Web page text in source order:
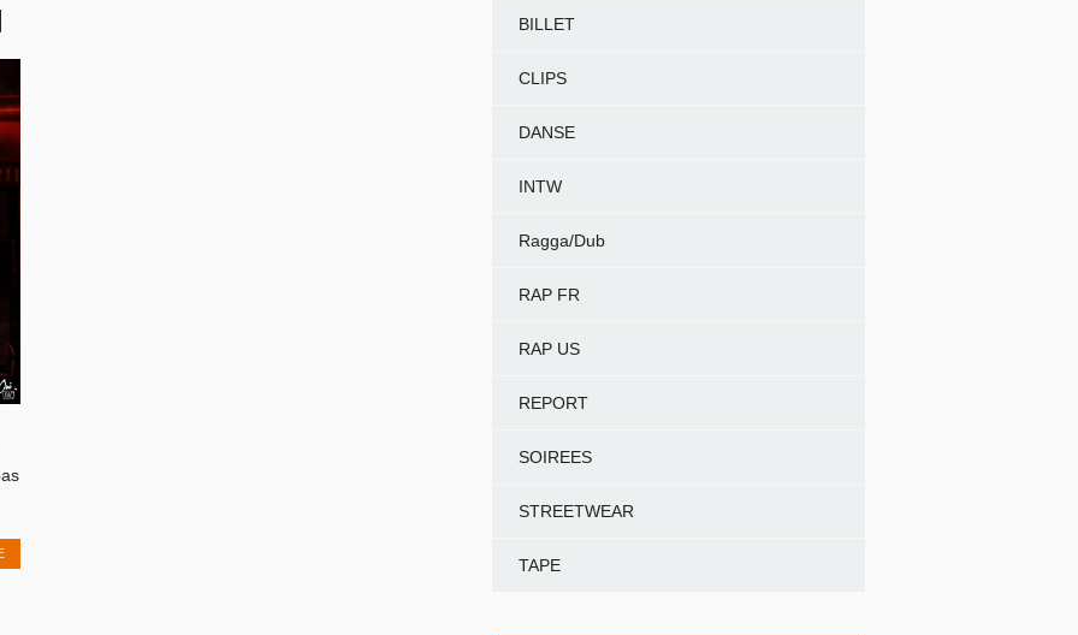
BILLET
CLIPS
DANSE
INTW
Ragga/Dub
RAP FR
RAP US
REPORT
SOIREES
STREETWEAR
TAPE